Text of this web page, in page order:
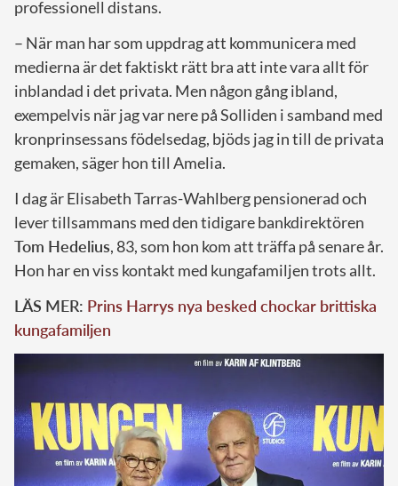
professionell distans.
– När man har som uppdrag att kommunicera med
medierna är det faktiskt rätt bra att inte vara allt för
inblandad i det privata. Men någon gång ibland,
exempelvis när jag var nere på Solliden i samband med
kronprinsessans födelsedag, bjöds jag in till de privata
gemaken, säger hon till Amelia.
I dag är Elisabeth Tarras-Wahlberg pensionerad och
lever tillsammans med den tidigare bankdirektören
Tom Hedelius, 83, som hon kom att träffa på senare år.
Hon har en viss kontakt med kungafamiljen trots allt.
LÄS MER: Prins Harrys nya besked chockar brittiska
kungafamiljen